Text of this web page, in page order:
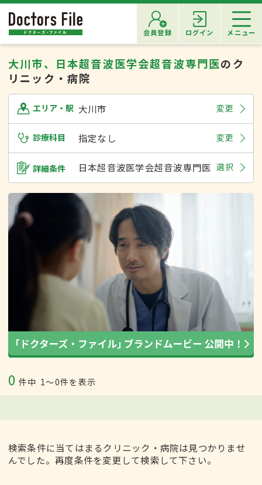
会員登録 ログイン メニュー
大川市、日本超音波医学会超音波専門医のク
リニック・病院
エリア・駅 大川市 変更
診療科目 指定なし 変更
詳細条件 日本超音波医学会超音波専門医 選択
0 件中 1〜0件を表示
検索条件に当てはまるクリニック・病院は見つかりませ
んでした。再度条件を変更して検索して下さい。